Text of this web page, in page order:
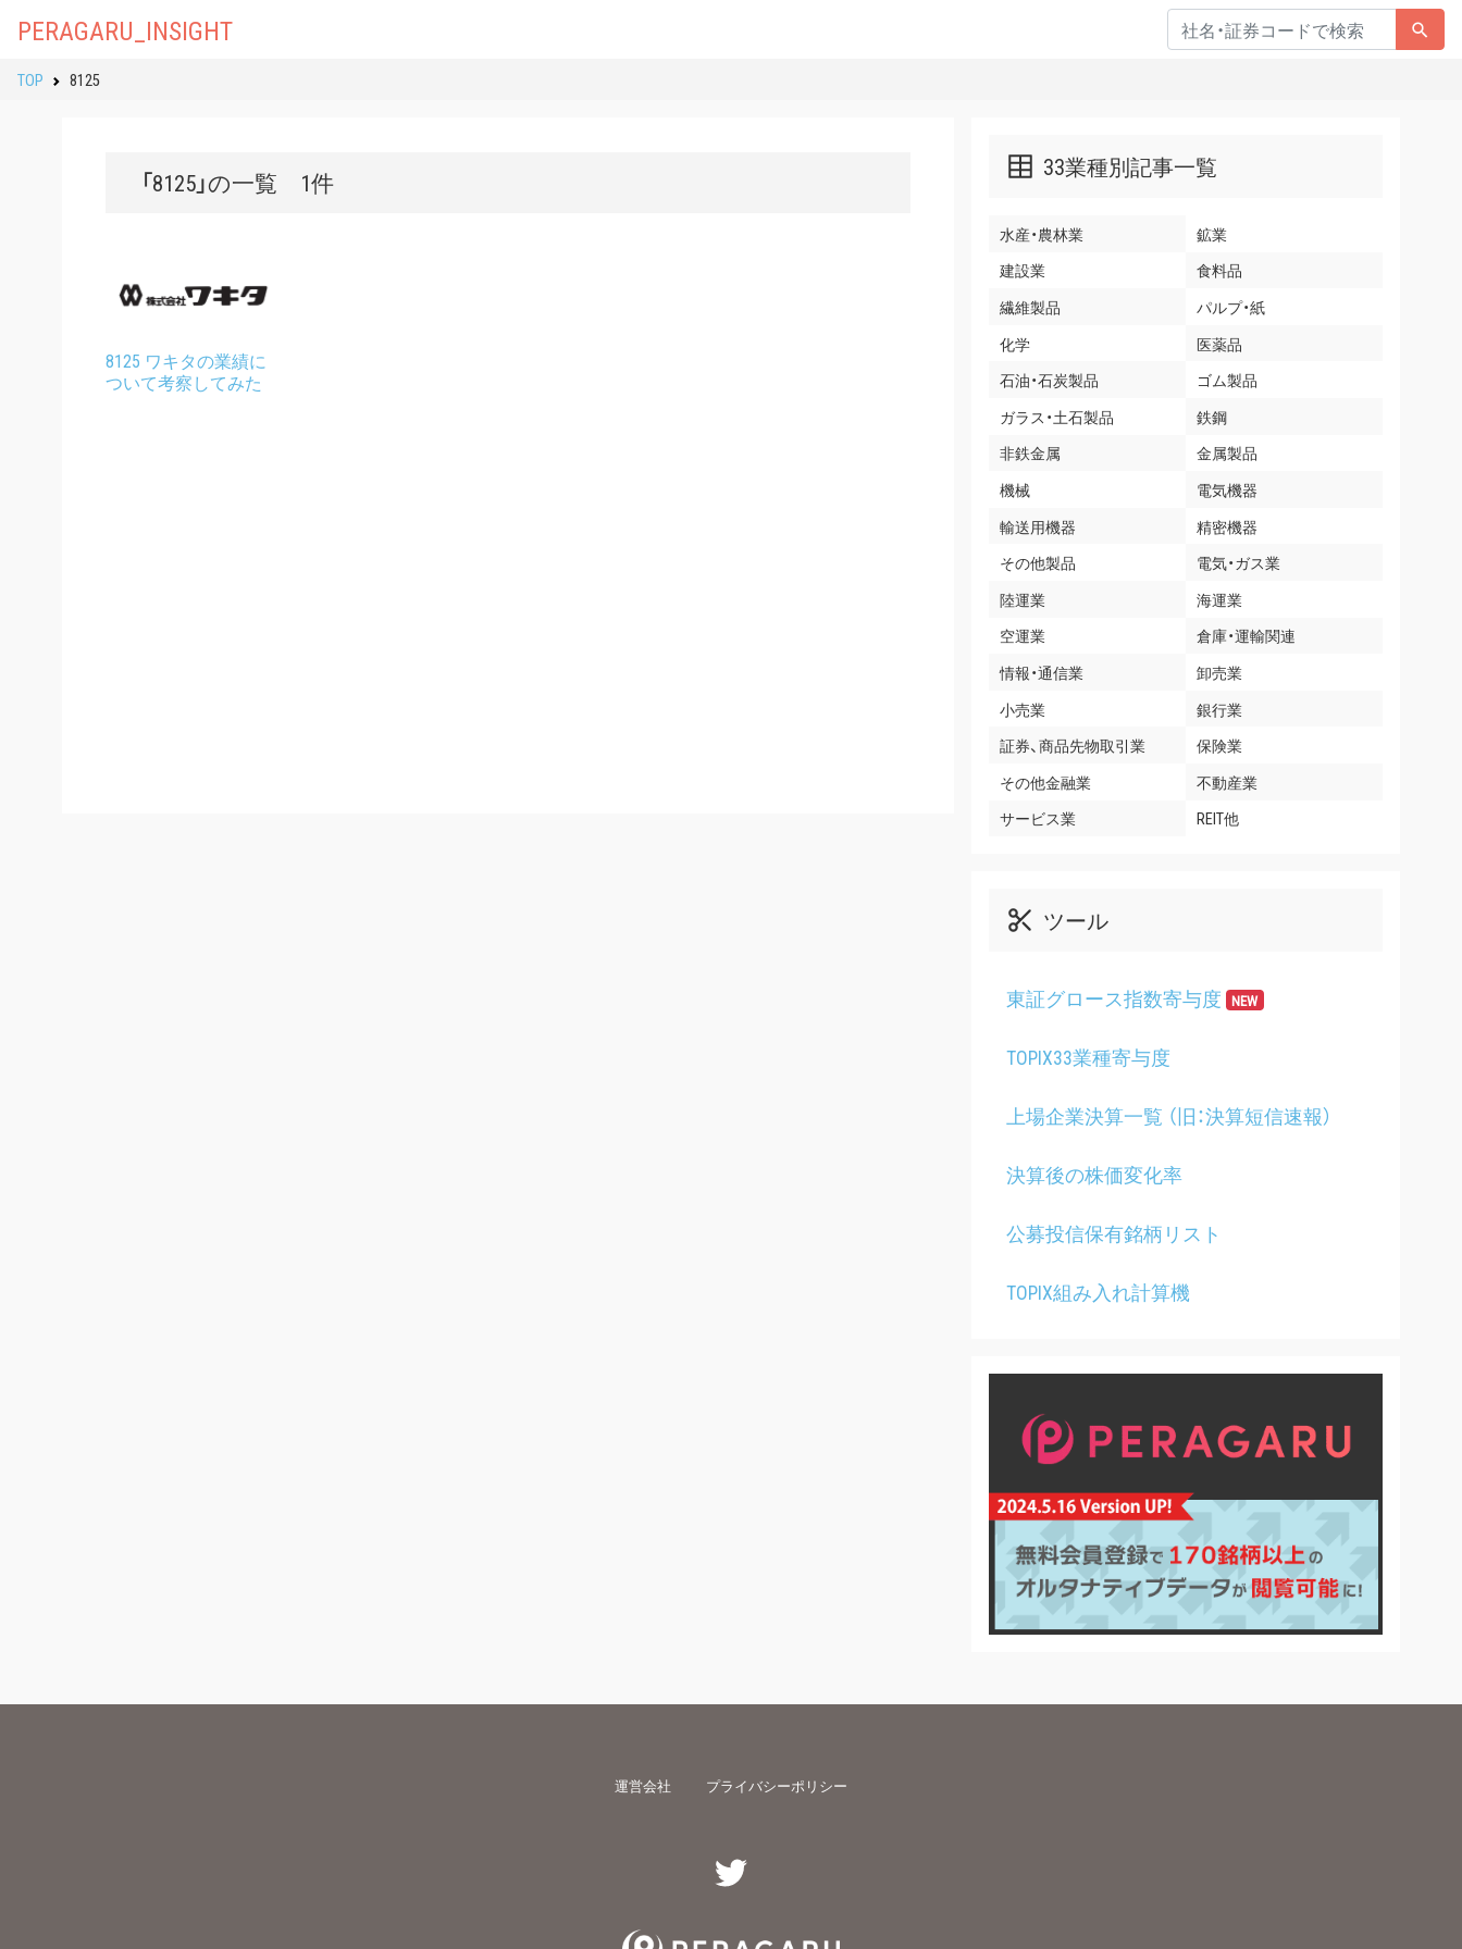
PERAGARU_INSIGHT
TOP 8125
「8125」の一覧 1件
8125 ワキタの業績に
ついて考察してみた
33業種別記事一覧
水産・農林業
鉱業
建設業
食料品
繊維製品
パルプ・紙
化学
医薬品
石油・石炭製品
ゴム製品
ガラス・土石製品
鉄鋼
非鉄金属
金属製品
機械
電気機器
輸送用機器
精密機器
その他製品
電気・ガス業
陸運業
海運業
空運業
倉庫・運輸関連
情報・通信業
卸売業
小売業
銀行業
証券、商品先物取引業
保険業
その他金融業
不動産業
サービス業
REIT他
ツール
東証グロース指数寄与度 NEW
TOPIX33業種寄与度
上場企業決算一覧 （旧：決算短信速報）
決算後の株価変化率
公募投信保有銘柄リスト
TOPIX組み入れ計算機
運営会社 プライバシーポリシー